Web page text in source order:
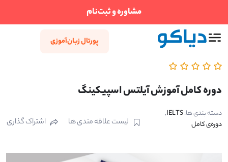
مشاوره و ثبت‌نام
پورتال زبان‌آموزی
دوره کامل آموزش آیلتس اسپیکینگ
دسته بندی ها:IELTS
,
دوره‌ی کامل
لیست علاقه مندی ها اشتراک گذاری